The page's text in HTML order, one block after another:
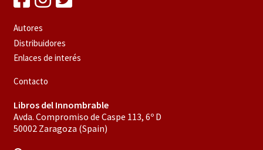
Autores
Distribuidores
Enlaces de interés
Contacto
Libros del Innombrable
Avda. Compromiso de Caspe 113, 6º D
50002 Zaragoza (Spain)